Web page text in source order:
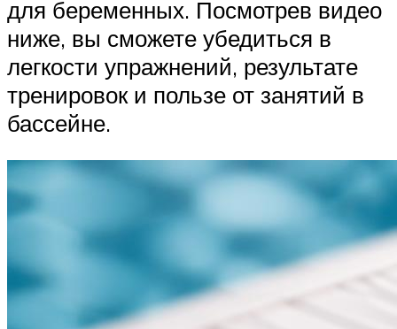
для беременных. Посмотрев видео
ниже, вы сможете убедиться в
легкости упражнений, результате
тренировок и пользе от занятий в
бассейне.